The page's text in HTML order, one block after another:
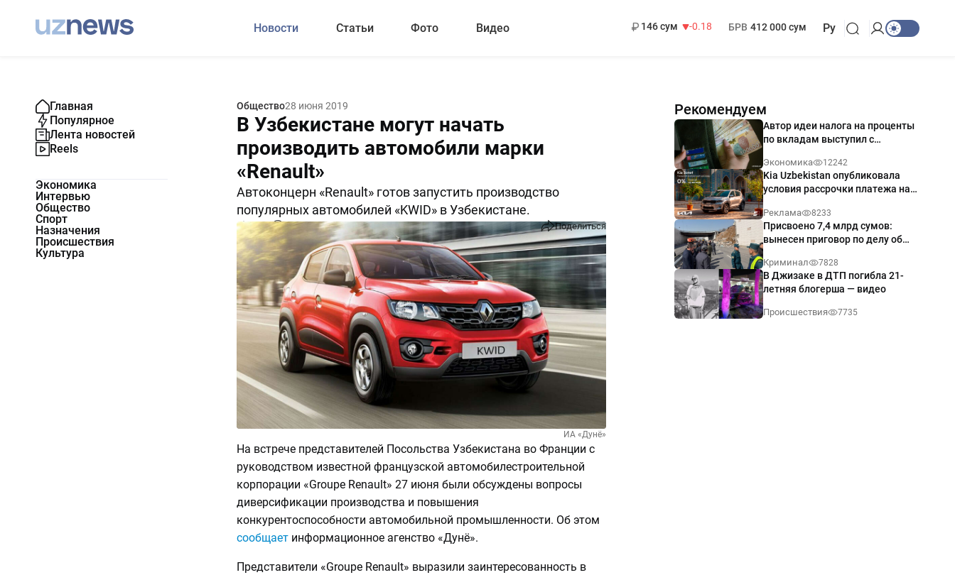
Новости Статьи Фото Видео
146 сум
-0.18
БРВ 412 000 сум Ру
Главная
Популярное
Лента новостей
Reels
Экономика
Интервью
Общество
Спорт
Назначения
Происшествия
Культура
Общество28 июня 2019
В Узбекистане могут начать
производить автомобили марки
«Renault»
Автоконцерн «Renault» готов запустить производство
популярных автомобилей «KWID» в Узбекистане.
6055 0 Поделиться
ИА «Дунё»
На встрече представителей Посольства Узбекистана во Франции с
руководством известной французской автомобилестроительной
корпорации «Groupe Renault» 27 июня были обсуждены вопросы
диверсификации производства и повышения
конкурентоспособности автомобильной промышленности. Об этом
сообщаетинформационное агенство «Дунё».
Представители «Groupe Renault» выразили заинтересованность в
Рекомендуем
Автор идеи налога на проценты
по вкладам выступил с
Экономика 12242
Kia Uzbekistan опубликовала
условия рассрочки платежа на
годовых
Реклама 8233
Присвоено 7,4 млрд сумов:
вынесен приговор по делу об
Ташкенте
Криминал 7828
В Джизаке в ДТП погибла 21-
летняя блогерша — видео
Происшествия 7735